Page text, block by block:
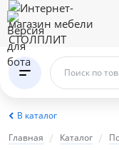
Поиск по
В каталог
Главная
Каталог